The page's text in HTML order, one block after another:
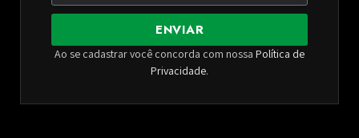
ENVIAR
Ao se cadastrar você concorda com nossa Política de
Privacidade.